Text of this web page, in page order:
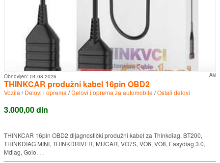
Aki
Obnovljen: 04.08.2026.
THINKCAR produžni kabel 16pin OBD2
Vozila /Delovi i oprema /Delovi i oprema za automobile/Ostali delovi
3.000,00 din
THINKCAR 16pin OBD2 dijagnostički produžni kabel za Thinkdiag, BT200,
THINKDIAG MINI, THINKDRIVER, MUCAR, VO7S, VO6, VO8, Easydiag 3.0,
Mdiag, Golo. . .